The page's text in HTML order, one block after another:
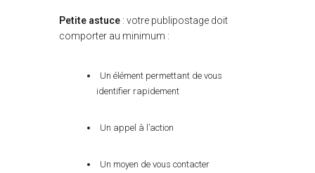
Petite astuce : votre publipostage doit
comporter au minimum :
Un élément permettant de vous
identifier rapidement
Un appel à l’action
Un moyen de vous contacter